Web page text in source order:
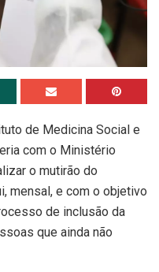
de Medicina Social e
com o Ministério
o mutirão do
mensal, e com o objetivo
de inclusão da
que ainda não